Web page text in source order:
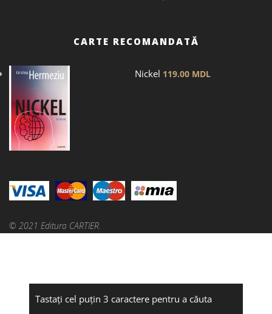
CARTE RECOMANDATĂ
Nickel 119.00 MDL
© 2021 Editura CARTIER.